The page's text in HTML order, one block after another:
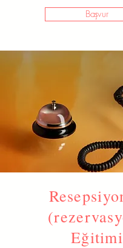
Başvur
Eğitimi